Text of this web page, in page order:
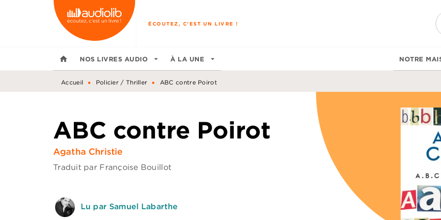
MENU RECHERCHE
ÉCOUTEZ, C'EST UN LIVRE !
home NOS LIVRES AUDIO arrow_drop_down À LA UNE arrow_drop_down NOTRE
Accueil • Policier / Thriller • ABC contre Poirot
ABC contre Poirot
Agatha Christie
Traduit par Françoise Bouillot
Lu par Samuel Labarthe